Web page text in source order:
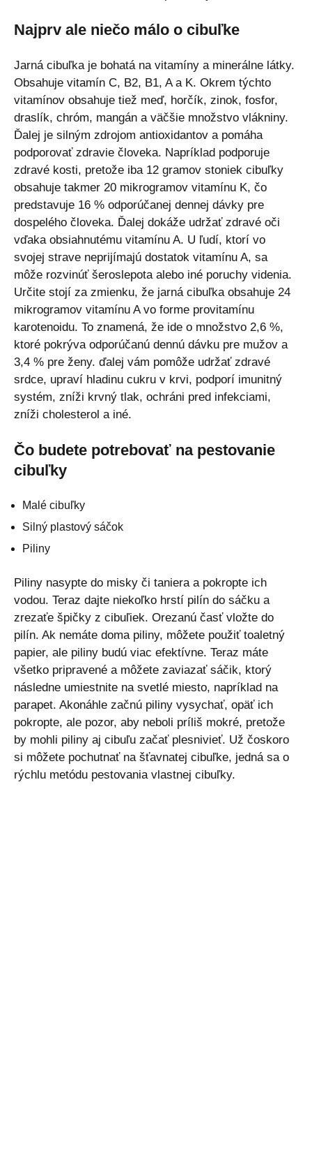
Najprv ale niečo málo o cibuľke
Jarná cibuľka je bohatá na vitamíny a minerálne látky.
Obsahuje vitamín C, B2, B1, A a K. Okrem týchto
vitamínov obsahuje tiež meď, horčík, zinok, fosfor,
draslík, chróm, mangán a väčšie množstvo vlákniny.
Ďalej je silným zdrojom antioxidantov a pomáha
podporovať zdravie človeka. Napríklad podporuje
zdravé kosti, pretože iba 12 gramov stoniek cibuľky
obsahuje takmer 20 mikrogramov vitamínu K, čo
predstavuje 16 % odporúčanej dennej dávky pre
dospelého človeka. Ďalej dokáže udržať zdravé oči
vďaka obsiahnutému vitamínu A. U ľudí, ktorí vo
svojej strave neprijímajú dostatok vitamínu A, sa
môže rozvinúť šeroslepota alebo iné poruchy videnia.
Určite stojí za zmienku, že jarná cibuľka obsahuje 24
mikrogramov vitamínu A vo forme provitamínu
karotenoidu. To znamená, že ide o množstvo 2,6 %,
ktoré pokrýva odporúčanú dennú dávku pre mužov a
3,4 % pre ženy. ďalej vám pomôže udržať zdravé
srdce, upraví hladinu cukru v krvi, podporí imunitný
systém, zníži krvný tlak, ochráni pred infekciami,
zníži cholesterol a iné.
Čo budete potrebovať na pestovanie
cibuľky
Malé cibuľky
Silný plastový sáčok
Piliny
Piliny nasypte do misky či taniera a pokropte ich
vodou. Teraz dajte niekoľko hrstí pilín do sáčku a
zrezaťe špičky z cibuľiek. Orezanú časť vložte do
pilín. Ak nemáte doma piliny, môžete použiť toaletný
papier, ale piliny budú viac efektívne. Teraz máte
všetko pripravené a môžete zaviazať sáčik, ktorý
následne umiestnite na svetlé miesto, napríklad na
parapet. Akonáhle začnú piliny vysychať, opäť ich
pokropte, ale pozor, aby neboli príliš mokré, pretože
by mohli piliny aj cibuľu začať plesnivieť. Už čoskoro
si môžete pochutnať na šťavnatej cibuľke, jedná sa o
rýchlu metódu pestovania vlastnej cibuľky.